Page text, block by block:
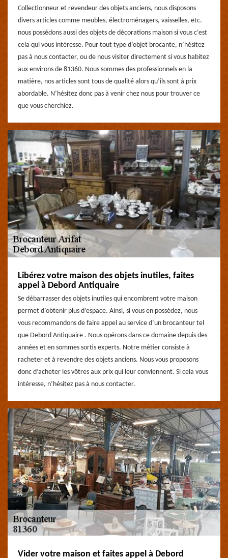
Collectionneur et revendeur des objets anciens, nous disposons
divers articles comme meubles, électroménagers, vaisselles, etc.
nous possédons aussi des objets de décorations maison si vous c’est
cela qui vous intéresse. Pour tout type d’objet brocante, n’hésitez
pas à nous contacter, ou de nous visiter directement si vous habitez
aux environs de 81360. Nous sommes des professionnels en la
matière, nos articles sont tous de qualité alors qu’ils sont à prix
abordable. N’hésitez donc pas à venir chez nous pour trouver ce
que vous cherchiez.
Libérez votre maison des objets inutiles, faites
appel à Debord Antiquaire
Se débarrasser des objets inutiles qui encombrent votre maison
permet d’obtenir plus d’espace. Ainsi, si vous en possédez, nous
vous recommandons de faire appel au service d’un brocanteur tel
que Debord Antiquaire . Nous opérons dans ce domaine depuis des
années et en sommes sortis experts. Notre métier consiste à
racheter et à revendre des objets anciens. Nous vous proposons
donc d’acheter les vôtres aux prix qui leur conviennent. Si cela vous
intéresse, n’hésitez pas à nous contacter.
Vider votre maison et faites appel à Debord